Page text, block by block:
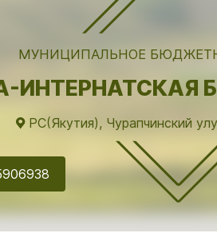
МУНИЦИПАЛЬНОЕ
ИНТЕРНАТСКАЯ
РС(Якутия), Чурапчинский